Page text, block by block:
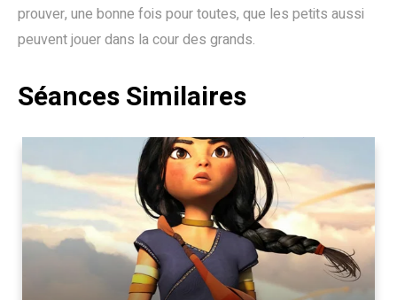
prouver, une bonne fois pour toutes, que les petits aussi
peuvent jouer dans la cour des grands.
Séances Similaires